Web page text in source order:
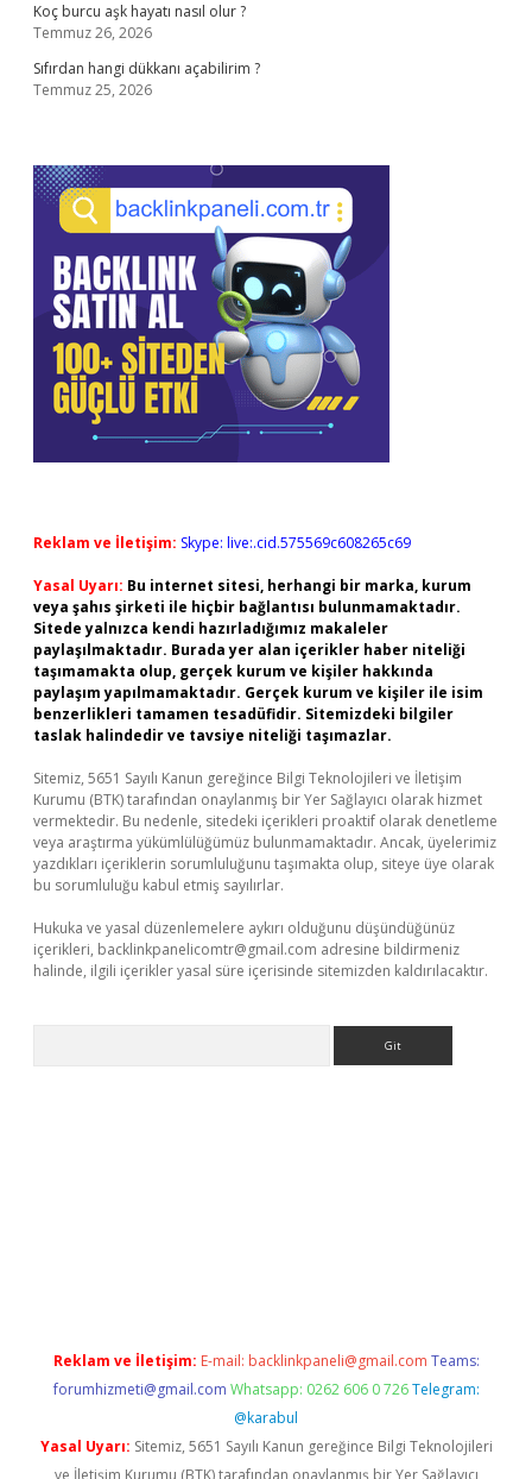
Koç burcu aşk hayatı nasıl olur ?
Temmuz 26, 2026
Sıfırdan hangi dükkanı açabilirim ?
Temmuz 25, 2026
Reklam ve İletişim: Skype: live:.cid.575569c608265c69
Yasal Uyarı: Bu internet sitesi, herhangi bir marka, kurum
veya şahıs şirketi ile hiçbir bağlantısı bulunmamaktadır.
Sitede yalnızca kendi hazırladığımız makaleler
paylaşılmaktadır. Burada yer alan içerikler haber niteliği
taşımamakta olup, gerçek kurum ve kişiler hakkında
paylaşım yapılmamaktadır. Gerçek kurum ve kişiler ile isim
benzerlikleri tamamen tesadüfidir. Sitemizdeki bilgiler
taslak halindedir ve tavsiye niteliği taşımazlar.
Sitemiz, 5651 Sayılı Kanun gereğince Bilgi Teknolojileri ve İletişim
Kurumu (BTK) tarafından onaylanmış bir Yer Sağlayıcı olarak hizmet
vermektedir. Bu nedenle, sitedeki içerikleri proaktif olarak denetleme
veya araştırma yükümlülüğümüz bulunmamaktadır. Ancak, üyelerimiz
yazdıkları içeriklerin sorumluluğunu taşımakta olup, siteye üye olarak
bu sorumluluğu kabul etmiş sayılırlar.
Hukuka ve yasal düzenlemelere aykırı olduğunu düşündüğünüz
içerikleri, backlinkpanelicomtr@gmail.com adresine bildirmeniz
halinde, ilgili içerikler yasal süre içerisinde sitemizden kaldırılacaktır.
Reklam ve İletişim: E-mail: backlinkpaneli@gmail.com Teams:
forumhizmeti@gmail.com Whatsapp: 0262 606 0 726 Telegram:
@karabul
Yasal Uyarı: Sitemiz, 5651 Sayılı Kanun gereğince Bilgi Teknolojileri
ve İletişim Kurumu (BTK) tarafından onaylanmış bir Yer Sağlayıcı